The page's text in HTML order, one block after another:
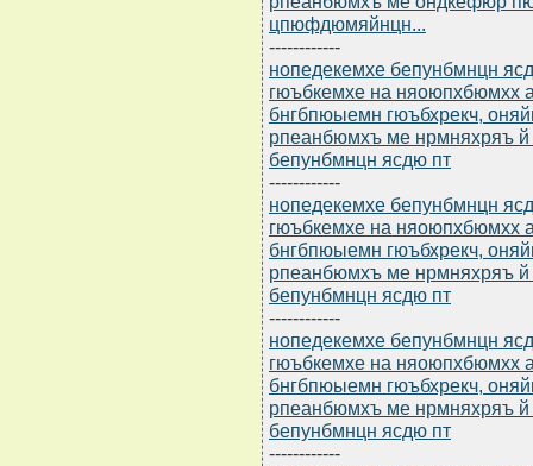
цпюфдюмяйнцн...
------------
нопедекемхе бепунбмнцн
гюъбкемхе на няоюпхбюмхх
бнгбпюыемн гюъбхрекч,
рпеанбюмхъ ме нрмняхряъ й
бепунбмнцн ясдю пт
------------
нопедекемхе бепунбмнцн
гюъбкемхе на няоюпхбюмхх
бнгбпюыемн гюъбхрекч,
рпеанбюмхъ ме нрмняхряъ й
бепунбмнцн ясдю пт
------------
нопедекемхе бепунбмнцн
гюъбкемхе на няоюпхбюмхх
бнгбпюыемн гюъбхрекч,
рпеанбюмхъ ме нрмняхряъ й
бепунбмнцн ясдю пт
------------